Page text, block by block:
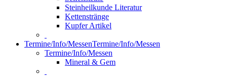
Steinheilkunde Literatur
Kettenstränge
Kupfer Artikel
Termine/Info/MessenTermine/Info/Messen
Termine/Info/Messen
Mineral & Gem